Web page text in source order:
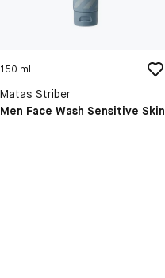
150 ml
Matas Striber
Men Face Wash Sensitive Skin